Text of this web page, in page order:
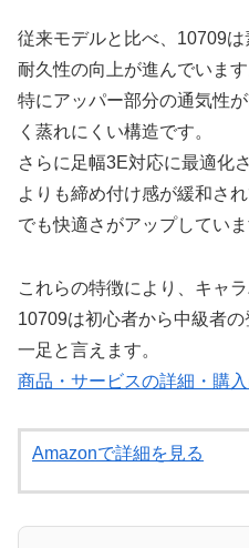
従来モデルと比べ、10709
耐久性の向上が進んでいます
特にアッパー部分の通気性
く蒸れにくい構造です。
さらに足幅3E対応に最適化
よりも締め付け感が緩和さ
でも快適さがアップしていま
これらの特徴により、キャ
10709は初心者から中級者
一足と言えます。
商品・サービスの詳細・購
Amazonで詳細を見る